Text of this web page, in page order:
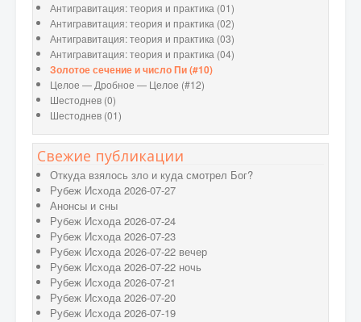
Антигравитация: теория и практика (01)
Антигравитация: теория и практика (02)
Антигравитация: теория и практика (03)
Антигравитация: теория и практика (04)
Золотое сечение и число Пи (#10)
Целое — Дробное — Целое (#12)
Шестоднев (0)
Шестоднев (01)
Свежие публикации
Откуда взялось зло и куда смотрел Бог?
Рубеж Исхода 2026-07-27
Анонсы и сны
Рубеж Исхода 2026-07-24
Рубеж Исхода 2026-07-23
Рубеж Исхода 2026-07-22 вечер
Рубеж Исхода 2026-07-22 ночь
Рубеж Исхода 2026-07-21
Рубеж Исхода 2026-07-20
Рубеж Исхода 2026-07-19